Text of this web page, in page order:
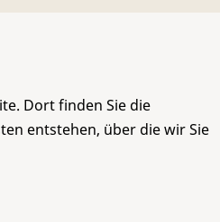
Dort finden Sie die
entstehen, über die wir Sie